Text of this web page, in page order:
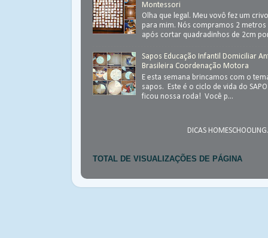
Montessori
Olha que legal. Meu vovô fez um
para mim. Nós compramos 2 metros
após cortar quadradinhos de 2cm
Sapos Educação Infantil Domiciliar
Brasileira Coordenação Motora
E esta semana brincamos com o
sapos. Este é o ciclo de vida do
ficou nossa roda! Você p...
DICAS
TOTAL DE VISUALIZAÇÕES DE PÁGINA